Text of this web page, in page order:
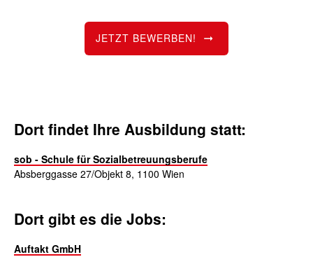
JETZT BEWERBEN!
Dort findet Ihre Ausbildung statt:
sob - Schule für Sozialbetreuungsberufe
Absberggasse 27/Objekt 8, 1100 Wien
Dort gibt es die Jobs:
Auftakt GmbH